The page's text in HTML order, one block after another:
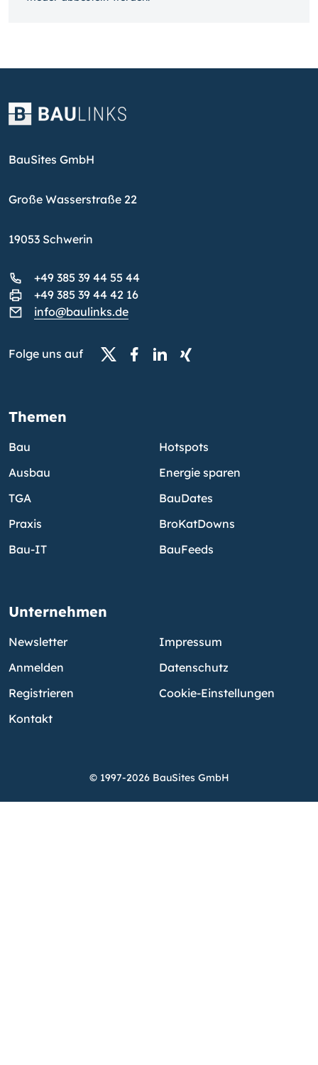
BauSites GmbH
Große Wasserstraße 22
19053 Schwerin
+49 385 39 44 55 44
+49 385 39 44 42 16
info@baulinks.de
Folge uns auf
Themen
Bau
Ausbau
TGA
Praxis
Bau-IT
Hotspots
Energie sparen
BauDates
BroKatDowns
BauFeeds
Unternehmen
Newsletter
Anmelden
Registrieren
Kontakt
Impressum
Datenschutz
Cookie-Einstellungen
© 1997-2026 BauSites GmbH